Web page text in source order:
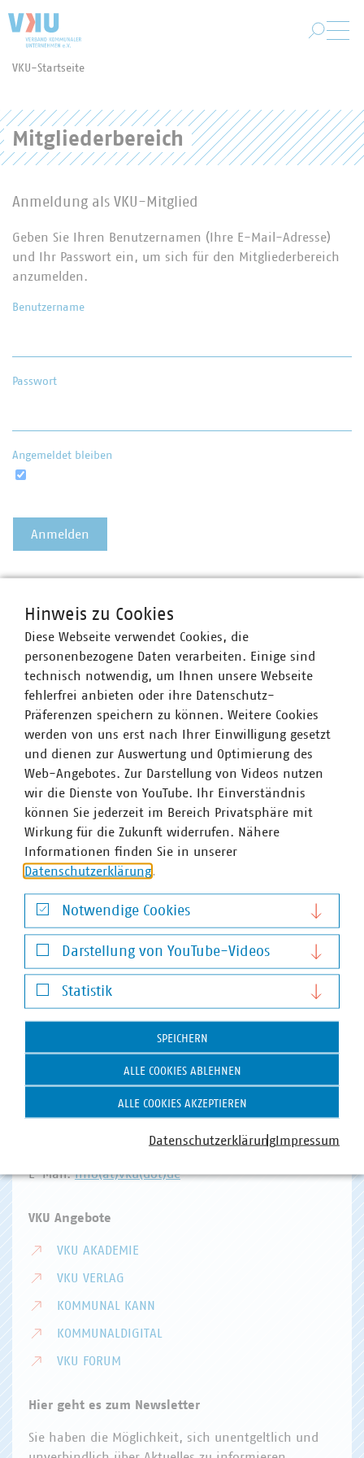
VKU-Startseite
Mitgliederbereich
Anmeldung als VKU-Mitglied
Geben Sie Ihren Benutzernamen (Ihre E-Mail-Adresse)
und Ihr Passwort ein, um sich für den Mitgliederbereich
anzumelden.
Benutzername
Passwort
Angemeldet bleiben
VKU-Bereiche
Zum
Hausanschrift und Kontakt
VKU-Hauptgeschäftsstelle
Invalidenstr. 91
10115 Berlin
E-Mail:info(at)vku(dot)de
VKU Angebote
VKU AKADEMIE
VKU VERLAG
KOMMUNAL KANN
KOMMUNALDIGITAL
VKU FORUM
Hier geht es zum Newsletter
Sie haben die Möglichkeit, sich unentgeltlich und
Hinweis zu Cookies
Diese Webseite verwendet Cookies, die
personenbezogene Daten verarbeiten. Einige sind
technisch notwendig, um Ihnen unsere Webseite
fehlerfrei anbieten oder ihre Datenschutz-
Präferenzen speichern zu können. Weitere Cookies
werden von uns erst nach Ihrer Einwilligung gesetzt
und dienen zur Auswertung und Optimierung des
Web-Angebotes. Zur Darstellung von Videos nutzen
wir die Dienste von YouTube. Ihr Einverständnis
können Sie jederzeit im Bereich Privatsphäre mit
Wirkung für die Zukunft widerrufen. Nähere
Informationen finden Sie in unserer
Datenschutzerklärung.
Notwendige Cookies
Notwendige Cookies
Darstellung von YouTube-Videos
Darstellung von YouTube-Videos
Statistik
Statistik
SPEICHERN
ALLE COOKIES ABLEHNEN
ALLE COOKIES AKZEPTIEREN
DatenschutzerklärungImpressum